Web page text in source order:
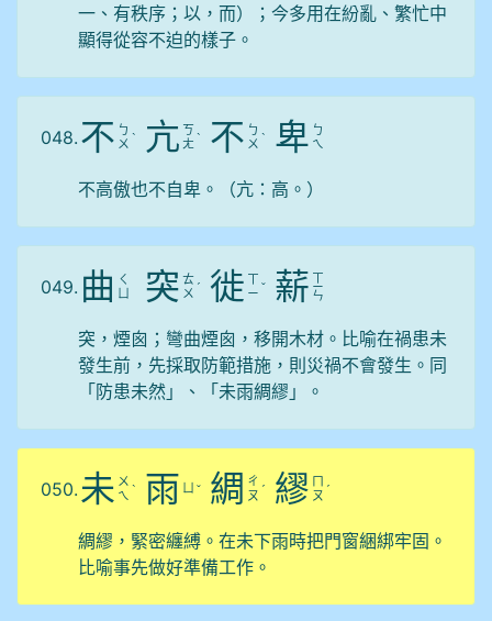
一、有秩序；以，而）；今多用在紛亂、繁忙中
顯得從容不迫的樣子。
048. 不 ㄅ
ㄨ ˋ 亢 ㄎ
ㄤ ˋ 不 ㄅ
ㄨ ˋ 卑 ㄅ
ㄟ
不高傲也不自卑。（亢：高。）
049. 曲 ㄑ
突 ㄊ
ㄨ ˊ 徙 ㄒ
ㄧ ˇ 薪 ㄒ
ㄧ
ㄣ
突，煙囪；彎曲煙囪，移開木材。比喻在禍患未
發生前，先採取防範措施，則災禍不會發生。同
「防患未然」、「未雨綢繆」。
050. 未 ㄨ
ㄟ ˋ 雨 ˇ 綢 ㄔ
ㄡ ˊ 繆 ㄇ
ㄡ ˊ
綢繆，緊密纏縛。在未下雨時把門窗綑綁牢固。
比喻事先做好準備工作。